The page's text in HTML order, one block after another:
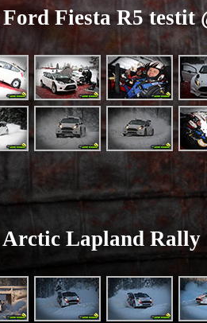
Fiesta R5 testit
Lapland Rally